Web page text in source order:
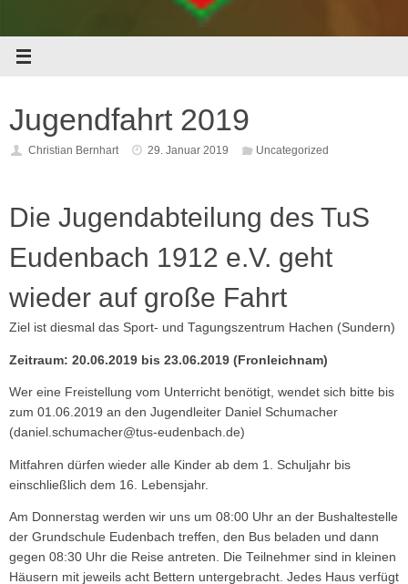
Jugendfahrt 2019
Christian Bernhart 29. Januar 2019 Uncategorized
Die Jugendabteilung des TuS
Eudenbach 1912 e.V. geht
wieder auf große Fahrt
Ziel ist diesmal das Sport- und Tagungszentrum Hachen (Sundern)
Zeitraum: 20.06.2019 bis 23.06.2019 (Fronleichnam)
Wer eine Freistellung vom Unterricht benötigt, wendet sich bitte bis
zum 01.06.2019 an den Jugendleiter Daniel Schumacher
(daniel.schumacher@tus-eudenbach.de)
Mitfahren dürfen wieder alle Kinder ab dem 1. Schuljahr bis
einschließlich dem 16. Lebensjahr.
Am Donnerstag werden wir uns um 08:00 Uhr an der Bushaltestelle
der Grundschule Eudenbach treffen, den Bus beladen und dann
gegen 08:30 Uhr die Reise antreten. Die Teilnehmer sind in kleinen
Häusern mit jeweils acht Bettern untergebracht. Jedes Haus verfügt